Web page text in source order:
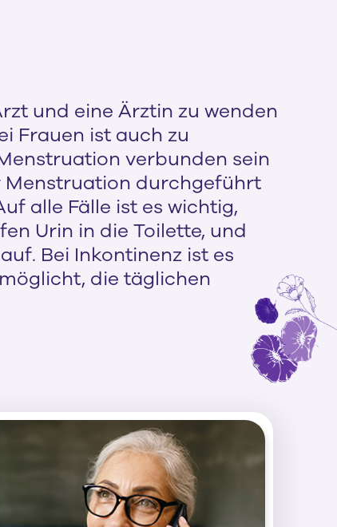
und eine Ärztin zu wenden
Frauen ist auch zu
verbunden sein
Menstruation durchgeführt
alle Fälle ist es wichtig,
Urin in die Toilette, und
Bei Inkontinenz ist es
die täglichen